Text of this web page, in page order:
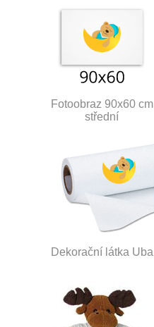
Fotoobraz 90x60 cm
střední
Dekorační látka Uba